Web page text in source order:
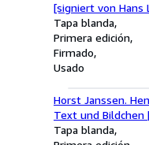
[signiert von Hans
Tapa blanda
Primera edición
Firmado
Usado
Horst Janssen.
Text und Bildchen
Horst Janssen]
Tapa blanda